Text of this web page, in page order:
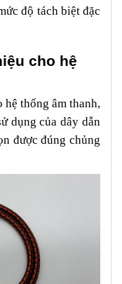
độ tách biệt đặc
cho hệ
thống âm thanh,
dụng của dây dẫn
được đúng chủng